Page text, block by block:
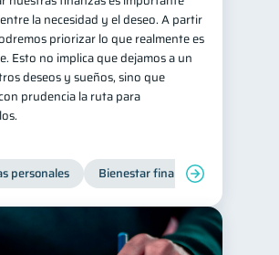
la necesidad y el deseo. A partir
priorizar lo que realmente es
Esto no implica que dejamos a un
deseos y sueños, sino que
prudencia la ruta para
personales Bienestar financiero